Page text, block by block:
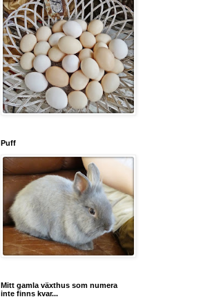
Puff
Mitt gamla växthus som numera
inte finns kvar...